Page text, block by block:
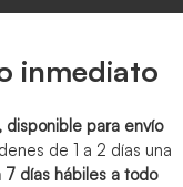
inmediato
para envío
de 1 a 2 días una
7 días hábiles a todo